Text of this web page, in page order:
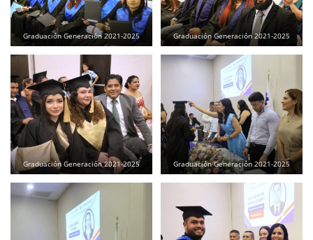
Graduación Generación 2021-2025 Graduación Generación 2021-2025
Graduación Generación 2021-2025 Graduación Generación 2021-2025